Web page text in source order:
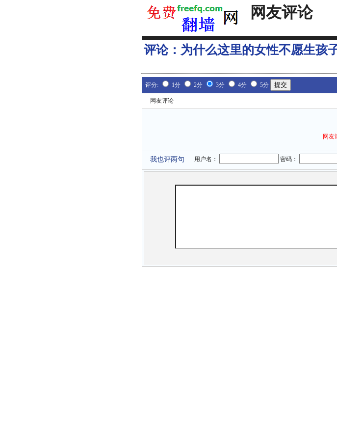
网友评论
评论： 为什么这里的女性不愿生孩
评分: 1分 2分 3分 4分 5分
网友评论
网友
我也评两句 用户名： 密码：